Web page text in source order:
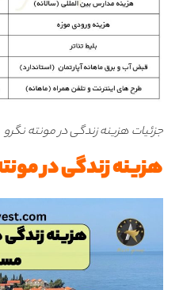
جزئیات هزینه زندگی در مونته نگرو
هزینه زندگی در